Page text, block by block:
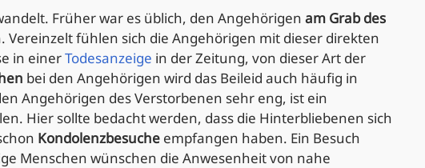
Früher war es üblich, den Angehörigen am Grab des
Vereinzelt fühlen sich die Angehörigen mit dieser direkten
in einerTodesanzeige in der Zeitung, von dieser Art der
bei den Angehörigen wird das Beileid auch häufig in
Angehörigen des Verstorbenen sehr eng, ist ein
Hier sollte bedacht werden, dass die Hinterbliebenen sich
Kondolenzbesuche empfangen haben. Ein Besuch
Menschen wünschen die Anwesenheit von nahe